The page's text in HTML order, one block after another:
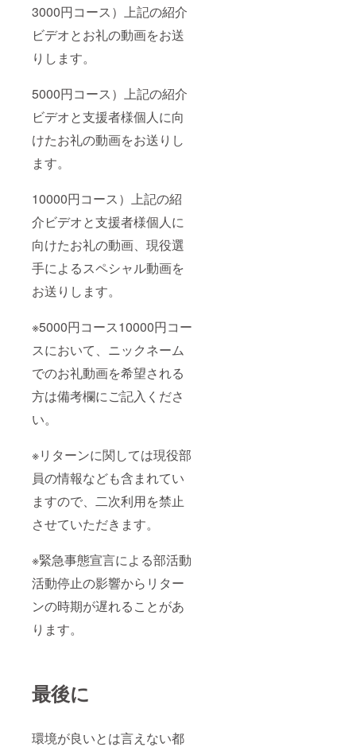
3000円コース）上記の紹介
ビデオとお礼の動画をお送
りします。
5000円コース）上記の紹介
ビデオと支援者様個人に向
けたお礼の動画をお送りし
ます。
10000円コース）上記の紹
介ビデオと支援者様個人に
向けたお礼の動画、現役選
手によるスペシャル動画を
お送りします。
※5000円コース10000円コー
スにおいて、ニックネーム
でのお礼動画を希望される
方は備考欄にご記入くださ
い。
※リターンに関しては現役部
員の情報なども含まれてい
ますので、二次利用を禁止
させていただきます。
※緊急事態宣言による部活動
活動停止の影響からリター
ンの時期が遅れることがあ
ります。
最後に
環境が良いとは言えない都